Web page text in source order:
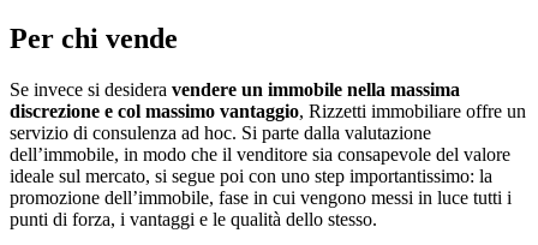
Per chi vende
Se invece si desidera vendere un immobile nella massima
discrezione e col massimo vantaggio, Rizzetti immobiliare offre un
servizio di consulenza ad hoc. Si parte dalla valutazione
dell’immobile, in modo che il venditore sia consapevole del valore
ideale sul mercato, si segue poi con uno step importantissimo: la
promozione dell’immobile, fase in cui vengono messi in luce tutti i
punti di forza, i vantaggi e le qualità dello stesso.